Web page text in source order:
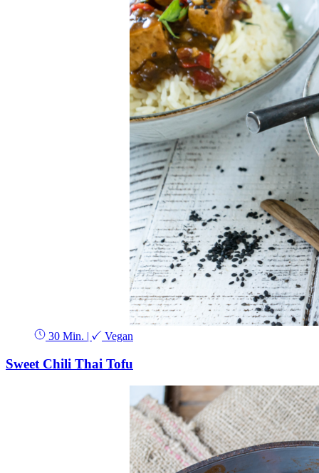
30 Min. | Vegan
Sweet Chili Thai Tofu